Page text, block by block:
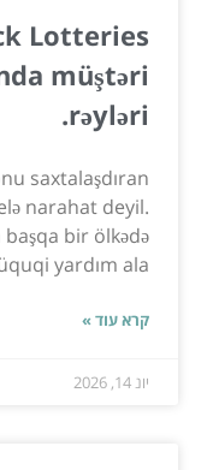
Lotteries
müştəri
rəyləri.
saxtalaşdıran
narahat deyil.
bir ölkədə
yardım ala...
קרא עוד »
יונ 14, 2026